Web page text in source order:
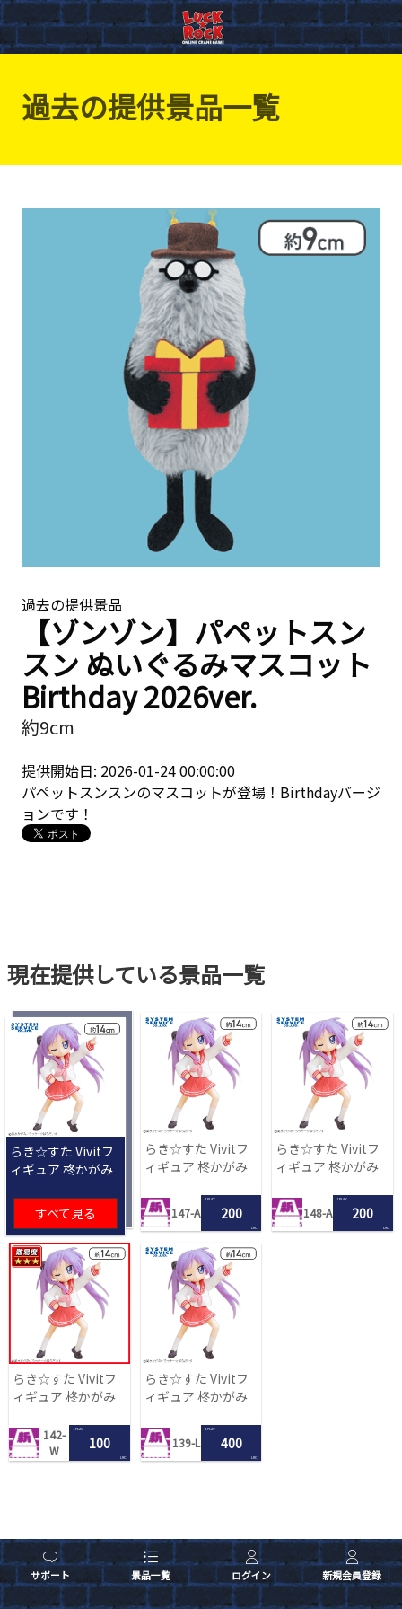
サポート 景品一覧 ログイン 新規会員登録
過去の提供景品一覧
過去の提供景品
【ゾンゾン】パペットスン
スン ぬいぐるみマスコット
Birthday 2026ver.
約9cm
提供開始日: 2026-01-24 00:00:00
パペットスンスンのマスコットが登場！Birthdayバージ
ョンです！
現在提供している景品一覧
らき☆すた Vivitフ
ィギュア 柊かがみ
すべて見る
らき☆すた Vivitフ
ィギュア 柊かがみ
147-A
1 PLAY
200
LRC
らき☆すた Vivitフ
ィギュア 柊かがみ
148-A
1 PLAY
200
LRC
らき☆すた Vivitフ
ィギュア 柊かがみ
142-
W
1 PLAY
100
LRC
らき☆すた Vivitフ
ィギュア 柊かがみ
139-L
1 PLAY
400
LRC